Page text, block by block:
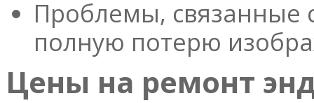
Проблемы, связанные
полную потерю
Цены на ремонт